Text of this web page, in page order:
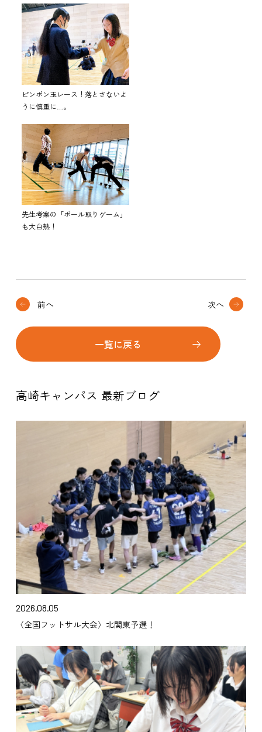
ピンポン玉レース！落とさないよ
うに慎重に…。
先生考案の「ボール取りゲーム」
も大白熱！
前へ
一覧に戻る
次へ
高崎キャンパス 最新ブログ
2026.08.05
〈全国フットサル大会〉北関東予選！